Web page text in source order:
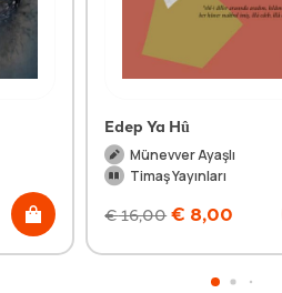
Edep Ya Hû
Münevver Ayaşlı
Timaş Yayınları
€16,00 € 8,00